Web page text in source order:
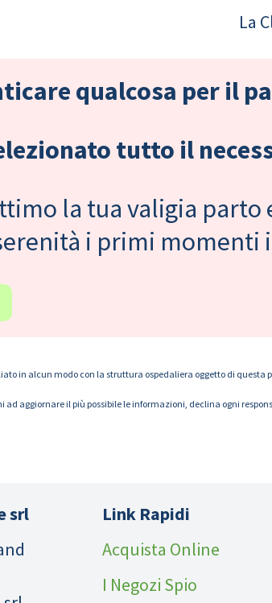
La
qualcosa per il
tutto il
la tua valigia
i primi momenti
in alcun modo con la struttura ospedaliera oggetto di
ad aggiornare il più possibile le informazioni, declina ogni
srl
Link Rapidi
Acquista Online
I Negozi Spio